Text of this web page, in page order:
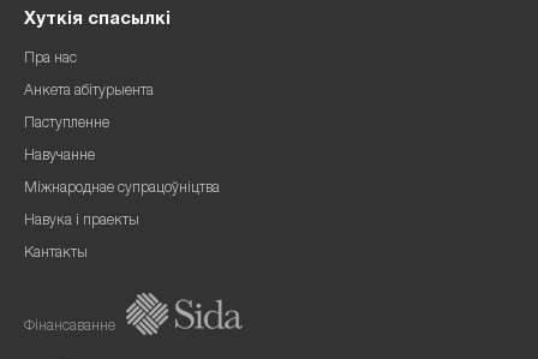
Хуткія спасылкі
Пра нас
Анкета абітурыента
Паступленне
Навучанне
Міжнароднае супрацоўніцтва
Навука і праекты
Кантакты
Фінансаванне